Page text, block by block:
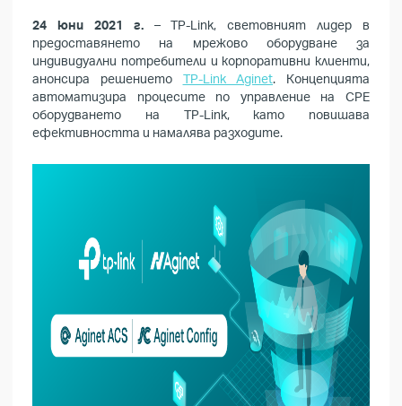
24 юни 2021 г.– TP-Link, световният лидер в
предоставянето на мрежово оборудване за
индивидуални потребители и корпоративни клиенти,
анонсира решението TP-Link Aginet. Концепцията
автоматизира процесите по управление на CPE
оборудването на TP-Link, като повишава
ефективността и намалява разходите.